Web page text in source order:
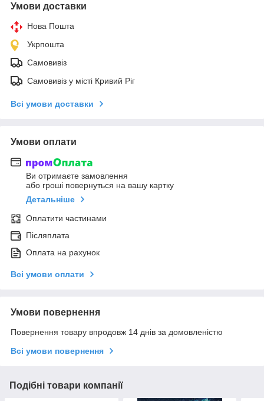
Умови доставки
Нова Пошта
Укрпошта
Самовивіз
Самовивіз у місті Кривий Ріг
Всі умови доставки
Умови оплати
Ви отримаєте замовлення
або гроші повернуться на вашу картку
Детальніше
Оплатити частинами
Післяплата
Оплата на рахунок
Всі умови оплати
Умови повернення
Повернення товару впродовж 14 днів за домовленістю
Всі умови повернення
Подібні товари компанії